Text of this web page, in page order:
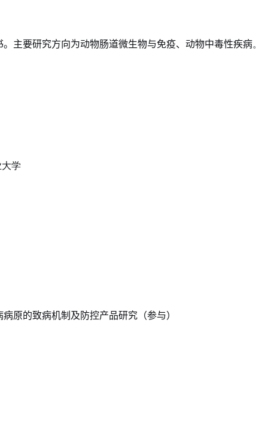
。主要研究方向为动物肠道微生物与免疫、动物中毒性疾病。
学
原的致病机制及防控产品研究（参与）